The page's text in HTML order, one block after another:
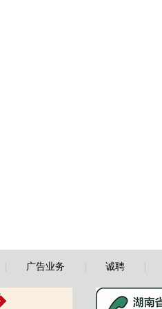
广告业务 诚聘|